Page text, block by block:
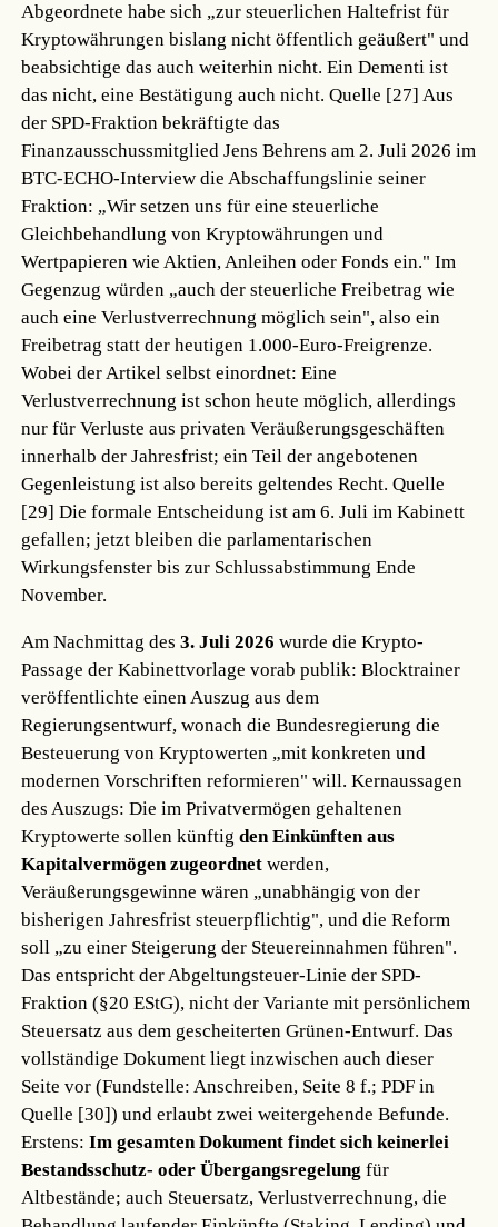
Abgeordnete habe sich „zur steuerlichen Haltefrist für
Kryptowährungen bislang nicht öffentlich geäußert" und
beabsichtige das auch weiterhin nicht. Ein Dementi ist
das nicht, eine Bestätigung auch nicht.Quelle [27] Aus
der SPD-Fraktion bekräftigte das
Finanzausschussmitglied Jens Behrens am 2. Juli 2026 im
BTC-ECHO-Interview die Abschaffungslinie seiner
Fraktion: „Wir setzen uns für eine steuerliche
Gleichbehandlung von Kryptowährungen und
Wertpapieren wie Aktien, Anleihen oder Fonds ein." Im
Gegenzug würden „auch der steuerliche Freibetrag wie
auch eine Verlustverrechnung möglich sein", also ein
Freibetrag statt der heutigen 1.000-Euro-Freigrenze.
Wobei der Artikel selbst einordnet: Eine
Verlustverrechnung ist schon heute möglich, allerdings
nur für Verluste aus privaten Veräußerungsgeschäften
innerhalb der Jahresfrist; ein Teil der angebotenen
Gegenleistung ist also bereits geltendes Recht.Quelle
[29] Die formale Entscheidung ist am 6. Juli im Kabinett
gefallen; jetzt bleiben die parlamentarischen
Wirkungsfenster bis zur Schlussabstimmung Ende
November.
Am Nachmittag des3. Juli 2026 wurde die Krypto-
Passage der Kabinettvorlage vorab publik: Blocktrainer
veröffentlichte einen Auszug aus dem
Regierungsentwurf, wonach die Bundesregierung die
Besteuerung von Kryptowerten „mit konkreten und
modernen Vorschriften reformieren" will. Kernaussagen
des Auszugs: Die im Privatvermögen gehaltenen
Kryptowerte sollen künftigden Einkünften aus
Kapitalvermögen zugeordnet werden,
Veräußerungsgewinne wären „unabhängig von der
bisherigen Jahresfrist steuerpflichtig", und die Reform
soll „zu einer Steigerung der Steuereinnahmen führen".
Das entspricht der Abgeltungsteuer-Linie der SPD-
Fraktion (§20 EStG), nicht der Variante mit persönlichem
Steuersatz aus dem gescheiterten Grünen-Entwurf. Das
vollständige Dokument liegt inzwischen auch dieser
Seite vor (Fundstelle: Anschreiben, Seite 8 f.; PDF in
Quelle [30]) und erlaubt zwei weitergehende Befunde.
Erstens:Im gesamten Dokument findet sich keinerlei
Bestandsschutz- oder Übergangsregelung für
Altbestände; auch Steuersatz, Verlustverrechnung, die